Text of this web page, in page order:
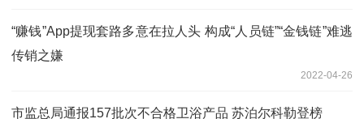
“赚钱”App提现套路多意在拉人头 构成“人员链”“金钱链”难逃
传销之嫌
2022-04-26
市监总局通报157批次不合格卫浴产品 苏泊尔科勒登榜